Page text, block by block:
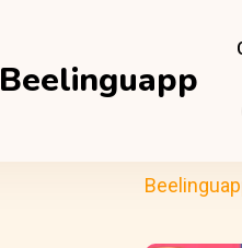
Beelinguapp